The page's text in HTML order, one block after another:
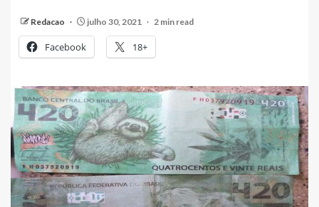
Redacao julho 30, 2021 2 min read
Facebook 18+